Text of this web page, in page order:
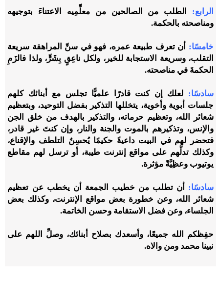
الرابع: الطلب من الصالحين من معلِّمِيه الاعتناءَ بتوجيهه
ومناصحته بالحكمة.
خامسًا: أن تعرف طبيعة عمره، فهو في سنِّ المراهقة سريعة
التقلب، وسريعة الاستجابة للخير، ولكل ناعِقٍ بِشَرٍّ، ولذا فالزَمِ
الحكمةَ في مناصحته.
سادسًا: لعلك إن كنت قادرًا علميًّا تجلس مع أبنائك كلهم
جلسات أبوية وأخوية، يتخللها التذكير بفضل التوحيد، وبتعظيم
شعائر الله، وتعظيم حرماته، والتذكير بالهدف من خلق الجن
والإنس، وتذكيرهم بالموت والجنة والنار، وإن كنتَ غير قادر،
فتحضر لهم في البيت داعيةً حكيمًا يُحسِنُ التلطف والإقناع،
وكذلك تدلُّهم على مواقع إنترنت طيبة، أو ترسل لهم مقاطع
يوتيوب وعظِيَّةً مؤثرة.
سادسًا: أن تطلب من خطيب الجمعة أن يخطب عن تعظيم
شعائر الله، وعن خطورة بعض مواقع الإنترنت، وكذلك بعض
الجلساء، وعن فضل الاستقامة وحسن الخاتمة.
حفِظكم الله جميعًا، وأسعدك بصلاح أبنائك، وصلِّ اللهم على
نبينا محمد ومن والاه.